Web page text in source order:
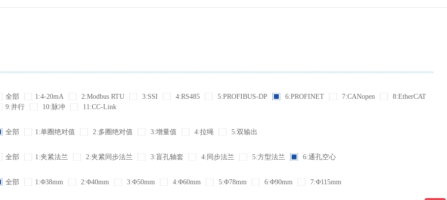
全部 1:4-20mA 2:Modbus RTU 3:SSI 4:RS485 5:PROFIBUS-DP 6:PROFINET 7:CANopen
8:EtherCAT
9:并行
10:脉冲 11:CC-Link
全部 1:单圈绝对值 2:多圈绝对值 3:增量值 4:拉绳 5:双输出
全部 1:夹紧法兰 2:夹紧同步法兰 3:盲孔轴套 4:同步法兰 5:方型法兰 6:通孔空心
全部 1:Φ38mm 2:Φ40mm 3:Φ50mm 4:Φ60mm 5:Φ78mm 6:Φ90mm 7:Φ115mm